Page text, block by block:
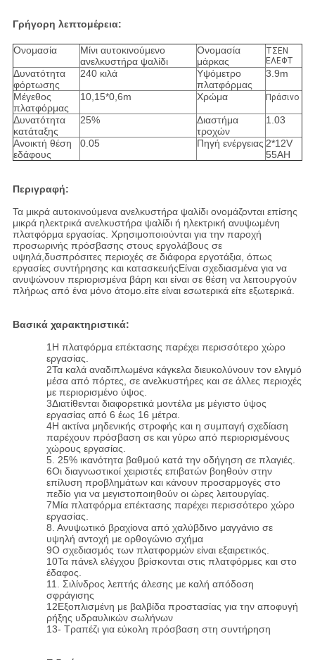
Γρήγορη λεπτομέρεια:
Ονομασία
Μίνι αυτοκινούμενο
ανελκυστήρα ψαλίδι
Ονομασία
μάρκας
ΤΣΕΝ
ΕΛΕΦΤ
Δυνατότητα
φόρτωσης
240 κιλά
Υψόμετρο
πλατφόρμας
3.9m
Μέγεθος
πλατφόρμας
10,15*0,6m Χρώμα Πράσινο
Δυνατότητα
κατάταξης
25%
Διαστήμα
τροχών
1.03
Ανοικτή θέση
εδάφους
0.05 Πηγή ενέργειας 2*12V
55AH
Περιγραφή:
Τα μικρά αυτοκινούμενα ανελκυστήρα ψαλίδι ονομάζονται επίσης
μικρά ηλεκτρικά ανελκυστήρα ψαλίδι ή ηλεκτρική ανυψωμένη
πλατφόρμα εργασίας. Χρησιμοποιούνται για την παροχή
προσωρινής πρόσβασης στους εργολάβους σε
υψηλά,δυσπρόσιτες περιοχές σε διάφορα εργοτάξια, όπως
εργασίες συντήρησης και κατασκευήςΕίναι σχεδιασμένα για να
ανυψώνουν περιορισμένα βάρη και είναι σε θέση να λειτουργούν
πλήρως από ένα μόνο άτομο.είτε είναι εσωτερικά είτε εξωτερικά.
Βασικά χαρακτηριστικά:
1Η πλατφόρμα επέκτασης παρέχει περισσότερο χώρο
εργασίας.
2Τα καλά αναδιπλωμένα κάγκελα διευκολύνουν τον ελιγμό
μέσα από πόρτες, σε ανελκυστήρες και σε άλλες περιοχές
με περιορισμένο ύψος.
3Διατίθενται διαφορετικά μοντέλα με μέγιστο ύψος
εργασίας από 6 έως 16 μέτρα.
4Η ακτίνα μηδενικής στροφής και η συμπαγή σχεδίαση
παρέχουν πρόσβαση σε και γύρω από περιορισμένους
χώρους εργασίας.
5. 25% ικανότητα βαθμού κατά την οδήγηση σε πλαγιές.
6Οι διαγνωστικοί χειριστές επιβατών βοηθούν στην
επίλυση προβλημάτων και κάνουν προσαρμογές στο
πεδίο για να μεγιστοποιηθούν οι ώρες λειτουργίας.
7Μία πλατφόρμα επέκτασης παρέχει περισσότερο χώρο
εργασίας.
8. Ανυψωτικό βραχίονα από χαλύβδινο μαγγάνιο σε
υψηλή αντοχή με ορθογώνιο σχήμα
9Ο σχεδιασμός των πλατφορμών είναι εξαιρετικός.
10Τα πάνελ ελέγχου βρίσκονται στις πλατφόρμες και στο
έδαφος.
11. Σιλίνδρος λεπτής άλεσης με καλή απόδοση
σφράγισης
12Εξοπλισμένη με βαλβίδα προστασίας για την αποφυγή
ρήξης υδραυλικών σωλήνων
13- Τραπέζι για εύκολη πρόσβαση στη συντήρηση